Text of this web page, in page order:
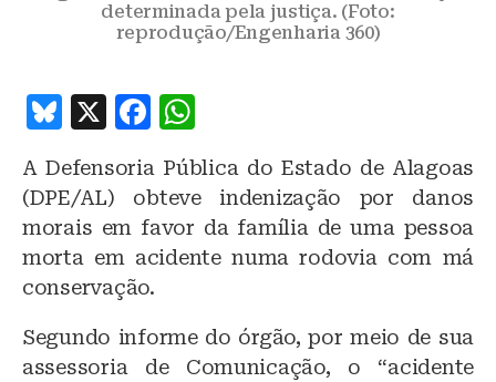
determinada pela justiça. (Foto:
reprodução/Engenharia 360)
B
e
s
k
y
X
F
c
e
b
o
o
k
at
s
A
p
A Defensoria Pública do Estado de Alagoas
(DPE/AL) obteve indenização por danos
morais em favor da família de uma pessoa
morta em acidente numa rodovia com má
conservação.
Segundo informe do órgão, por meio de sua
assessoria de Comunicação, o “acidente